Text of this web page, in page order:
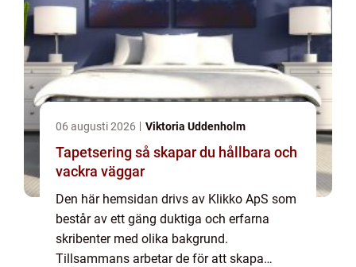
06 augusti 2026 Viktoria Uddenholm
Tapetsering så skapar du hållbara och
vackra väggar
Den här hemsidan drivs av Klikko ApS som
består av ett gäng duktiga och erfarna
skribenter med olika bakgrund.
Tillsammans arbetar de för att skapa